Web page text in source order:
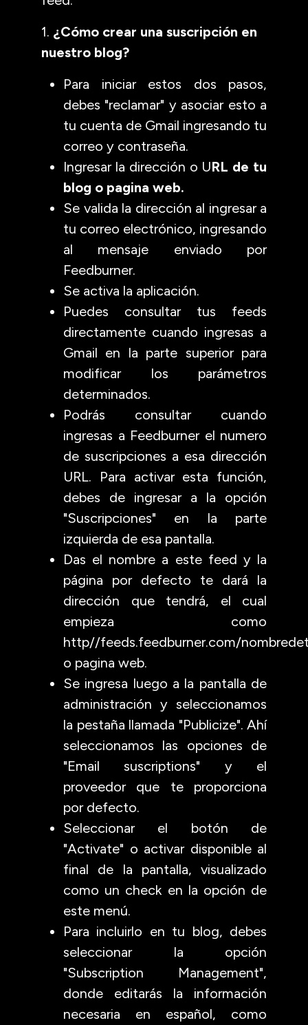
1. ¿Cómo crear una suscripción en
nuestro blog?
Para iniciar estos dos pasos,
debes "reclamar" y asociar esto a
tu cuenta de Gmail ingresando tu
correo y contraseña.
Ingresar la dirección o URL de tu
blog o pagina web.
Se valida la dirección al ingresar a
tu correo electrónico, ingresando
al mensaje enviado por
Feedburner.
Se activa la aplicación.
Puedes consultar tus feeds
directamente cuando ingresas a
Gmail en la parte superior para
modificar los parámetros
determinados.
Podrás consultar cuando
ingresas a Feedburner el numero
de suscripciones a esa dirección
URL. Para activar esta función,
debes de ingresar a la opción
"Suscripciones" en la parte
izquierda de esa pantalla.
Das el nombre a este feed y la
página por defecto te dará la
dirección que tendrá, el cual
empieza como
http//feeds.feedburner.com/
o pagina web.
Se ingresa luego a la pantalla de
administración y seleccionamos
la pestaña llamada "Publicize". Ahí
seleccionamos las opciones de
"Email suscriptions" y el
proveedor que te proporciona
por defecto.
Seleccionar el botón de
"Activate" o activar disponible al
final de la pantalla, visualizado
como un check en la opción de
este menú.
Para incluirlo en tu blog, debes
seleccionar la opción
"Subscription Management",
donde editarás la información
necesaria en español, como